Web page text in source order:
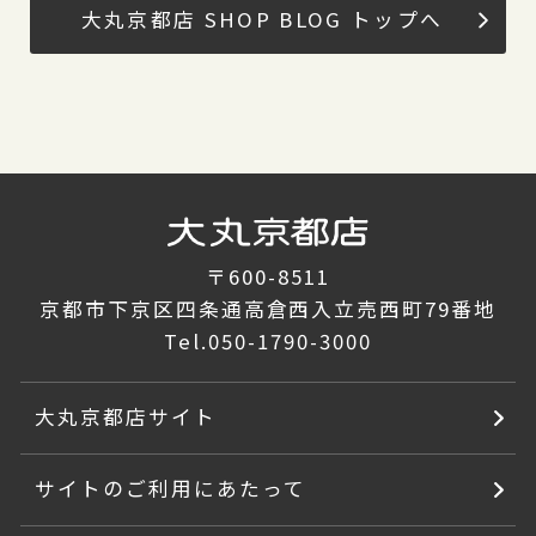
大丸京都店 SHOP BLOG トップへ
〒600-8511
京都市下京区四条通高倉西入立売西町79番地
Tel.050-1790-3000
大丸京都店サイト
サイトのご利用にあたって